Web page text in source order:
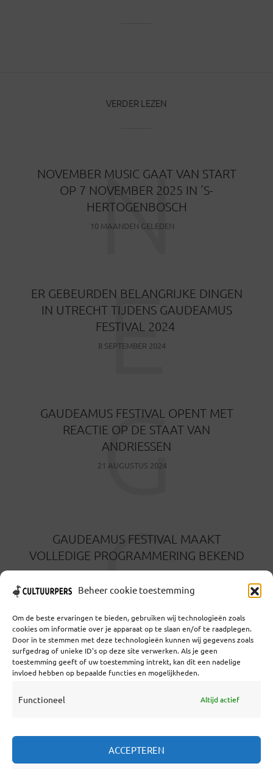
Beheer cookie toestemming
Om de beste ervaringen te bieden, gebruiken wij technologieën zoals
cookies om informatie over je apparaat op te slaan en/of te raadplegen.
Door in te stemmen met deze technologieën kunnen wij gegevens zoals
surfgedrag of unieke ID's op deze site verwerken. Als je geen
toestemming geeft of uw toestemming intrekt, kan dit een nadelige
invloed hebben op bepaalde functies en mogelijkheden.
Functioneel Altijd actief
ACCEPTEREN
VERDER LEZEN
NOVEMBER MUSIC GAAT VAN START
OP 7 NOVEMBER 2025 IN ‘S-
HERTOGENBOSCH
10 MAANDEN GELEDEN
N
ER GEBEURDEN BELANGRIJKE DINGEN
IN UTRECHT TIJDENS GAUDEAMUS
FESTIVAL 2024
8 SEPTEMBER 2024
E
GAUDEAMUS FESTIVAL OPENT MET
REACTIE OP DE STAAT VAN
ANDRIESSEN
21 AUGUSTUS 2024
G
GAUDEAMUS FESTIVAL MAAKT
VOLLEDIGE PROGRAMMERING BEKEND
G
Coöperatief Cultureel Persbureau U.A. | Salzburg 29 |
3524KS Utrecht | KvK: 55573592 |Btw: